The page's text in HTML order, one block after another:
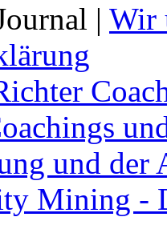
| Wir
und
Mining -